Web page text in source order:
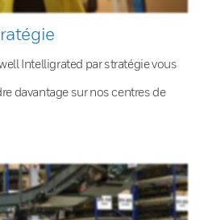
Intelligrated par stratégie vous
davantage sur nos centres de